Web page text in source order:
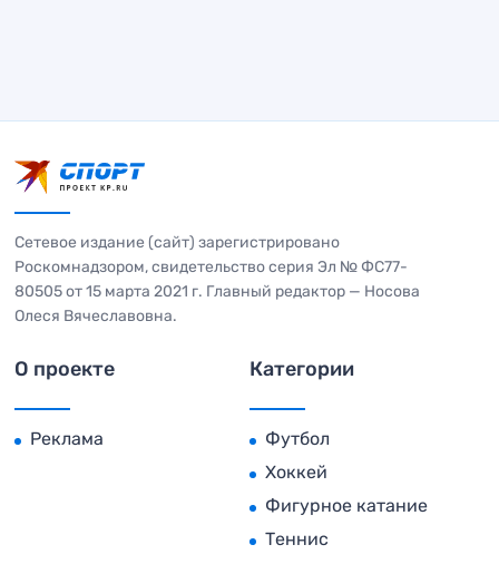
Сетевое издание (сайт) зарегистрировано
Роскомнадзором, свидетельство серия Эл № ФС77-
80505 от 15 марта 2021 г. Главный редактор — Носова
Олеся Вячеславовна.
О проекте
Реклама
Категории
Футбол
Хоккей
Фигурное катание
Теннис